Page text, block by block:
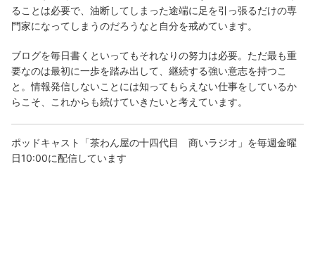
ることは必要で、油断してしまった途端に足を引っ張るだけの専
門家になってしまうのだろうなと自分を戒めています。
ブログを毎日書くといってもそれなりの努力は必要。ただ最も重
要なのは最初に一歩を踏み出して、継続する強い意志を持つこ
と。情報発信しないことには知ってもらえない仕事をしているか
らこそ、これからも続けていきたいと考えています。
ポッドキャスト「茶わん屋の十四代目 商いラジオ」を毎週金曜
日10:00に配信しています